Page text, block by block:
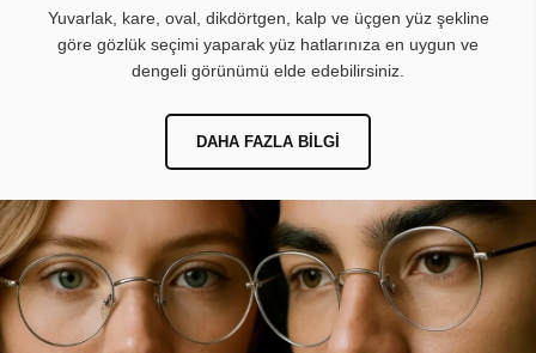
Yuvarlak, kare, oval, dikdörtgen, kalp ve üçgen yüz şekline
göre gözlük seçimi yaparak yüz hatlarınıza en uygun ve
dengeli görünümü elde edebilirsiniz.
DAHA FAZLA BILGI